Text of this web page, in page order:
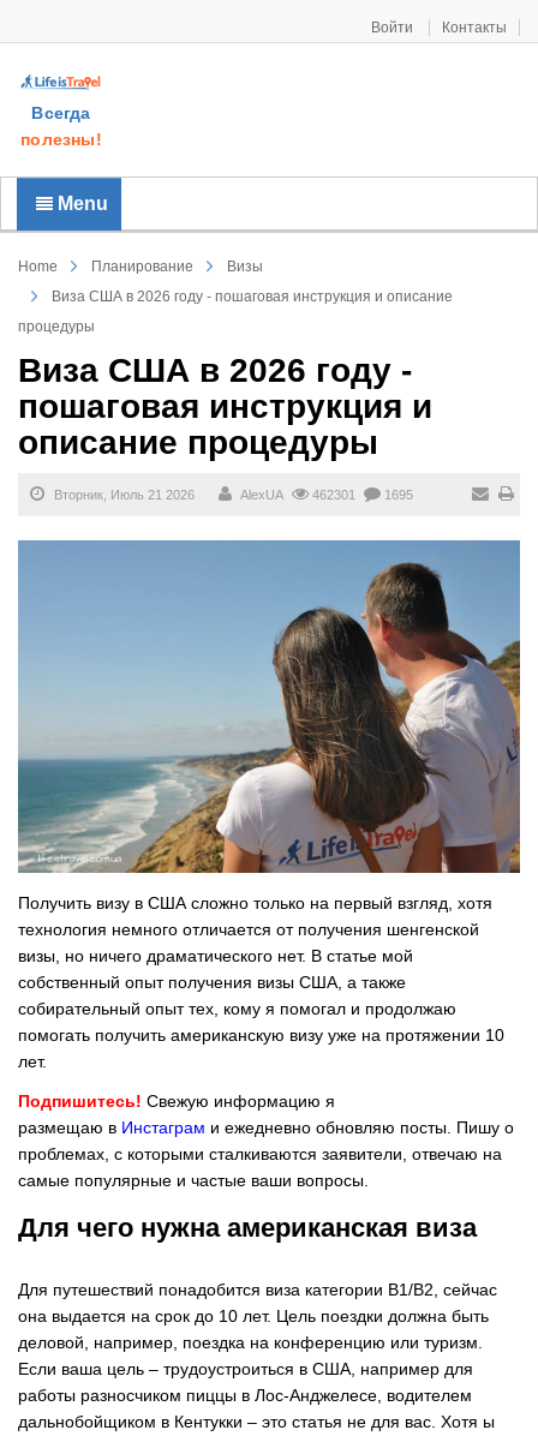
Войти Контакты
Всегда
полезны!
Menu
Home Планирование
Визы
Виза США в 2026 году - пошаговая инструкция и описание
процедуры
Виза США в 2026 году -
пошаговая инструкция и
описание процедуры
Вторник, Июль 21 2026 AlexUA 462301 1695
Получить визу в США сложно только на первый взгляд, хотя
технология немного отличается от получения шенгенской
визы, но ничего драматического нет. В статье мой
собственный опыт получения визы США, а также
собирательный опыт тех, кому я помогал и продолжаю
помогать получить американскую визу уже на протяжении 10
лет.
Подпишитесь! Свежую информацию я
размещаю в Инстаграм и ежедневно обновляю посты. Пишу о
проблемах, с которыми сталкиваются заявители, отвечаю на
самые популярные и частые ваши вопросы.
Для чего нужна американская виза
Для путешествий понадобится виза категории В1/В2, сейчас
она выдается на срок до 10 лет. Цель поездки должна быть
деловой, например, поездка на конференцию или туризм.
Если ваша цель – трудоустроиться в США , например для
работы разносчиком пиццы в Лос-Анджелесе, водителем
дальнобойщиком в Кентукки – это статья не для вас. Хотя ы